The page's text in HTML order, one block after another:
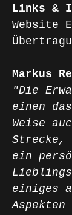
Links &
Website
Markus
"Die
einen
Weise
ein
einiges